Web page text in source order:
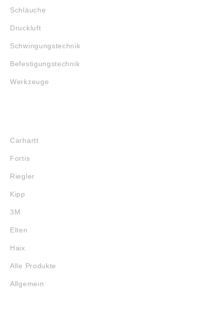
Schläuche
Druckluft
Schwingungstechnik
Befestigungstechnik
Werkzeuge
Carhartt
Fortis
Riegler
Kipp
3M
Elten
Haix
Alle Produkte
Allgemein